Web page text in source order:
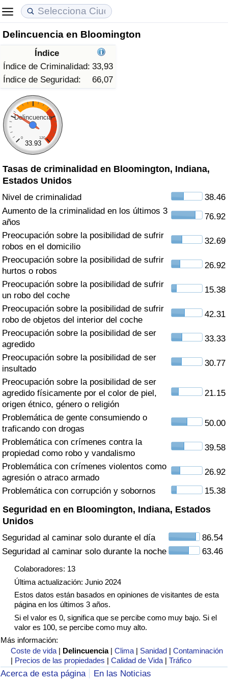
Delincuencia en Bloomington
Índice
Índice de Criminalidad: 33,93
Índice de Seguridad:
66,07
Delincuencia
0 120
33.93
Tasas de criminalidad en Bloomington, Indiana,
Estados Unidos
Nivel de criminalidad
38.46
Aumento de la criminalidad en los últimos 3
años
76.92
Preocupación sobre la posibilidad de sufrir
robos en el domicilio
32.69
Preocupación sobre la posibilidad de sufrir
hurtos o robos
26.92
Preocupación sobre la posibilidad de sufrir
un robo del coche
15.38
Preocupación sobre la posibilidad de sufrir
robo de objetos del interior del coche
42.31
Preocupación sobre la posibilidad de ser
agredido
33.33
Preocupación sobre la posibilidad de ser
insultado
30.77
Preocupación sobre la posibilidad de ser
agredido físicamente por el color de piel,
origen étnico, género o religión
21.15
Problemática de gente consumiendo o
traficando con drogas
50.00
Problemática con crímenes contra la
propiedad como robo y vandalismo
39.58
Problemática con crímenes violentos como
agresión o atraco armado
26.92
Problemática con corrupción y sobornos
15.38
Seguridad en en Bloomington, Indiana, Estados
Unidos
Seguridad al caminar solo durante el día
86.54
Seguridad al caminar solo durante la noche
63.46
Colaboradores: 13
Última actualización: Junio 2024
Estos datos están basados en opiniones de visitantes de esta
página en los últimos 3 años.
Si el valor es 0, significa que se percibe como muy bajo. Si el
valor es 100, se percibe como muy alto.
Más información:
Coste de vida | Delincuencia |Clima | Sanidad |Contaminación
| Precios de las propiedades |Calidad de Vida |Tráfico
Acerca de esta página
En las Noticias
Coste de vida
Índice de Costo de Vida (Actual)
Índice de Costo de Vida
Índice de costo de vida por país
en aqaba
Precios de las propiedades
Índice de Precios de Inmuebles (Actual)
Índice de Precios de Inmuebles
Índice de Precios de Inmuebles por País
Calidad de Vida
Índice de Calidad de Vida
Índice de Calidad de Vida (Actual)
Índice de calidad de vida por país
Delincuencia
Calificación del Índice de Criminalidad
(Actual)
Índice de Criminalidad
Índice de criminalidad por país
Sanidad
Índice de Sanidad (Actual)
Índice de Sanidad
Índice de Sanidad por País
Contaminación
Índice de Contaminación (Actual)
Índice de contaminación
Índice de Contaminación por País
Tráfico
Índice de Tráfico
Índice de Tráfico (Actual)
Índice de Tráfico por País